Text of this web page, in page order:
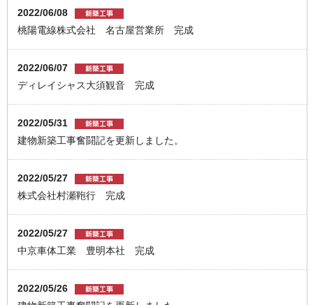
2022/06/08
桃陽電線株式会社 名古屋営業所 完成
2022/06/07
ディレイシャス大須観音 完成
2022/05/31
建物新築工事奮闘記を更新しました。
2022/05/27
株式会社村瀬鞄行 完成
2022/05/27
中京車体工業 豊明本社 完成
2022/05/26